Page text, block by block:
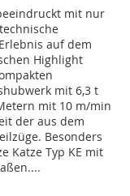
mit nur
auf dem
Highlight
mit 6,3 t
mit 10 m/min
der aus dem
Besonders
Katze Typ KE mit